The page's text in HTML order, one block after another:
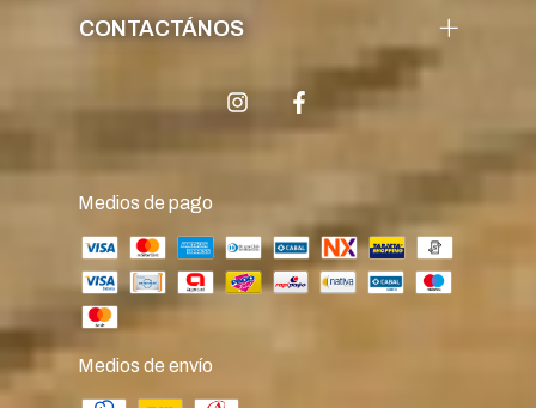
CONTACTÁNOS
Medios de pago
Medios de envío